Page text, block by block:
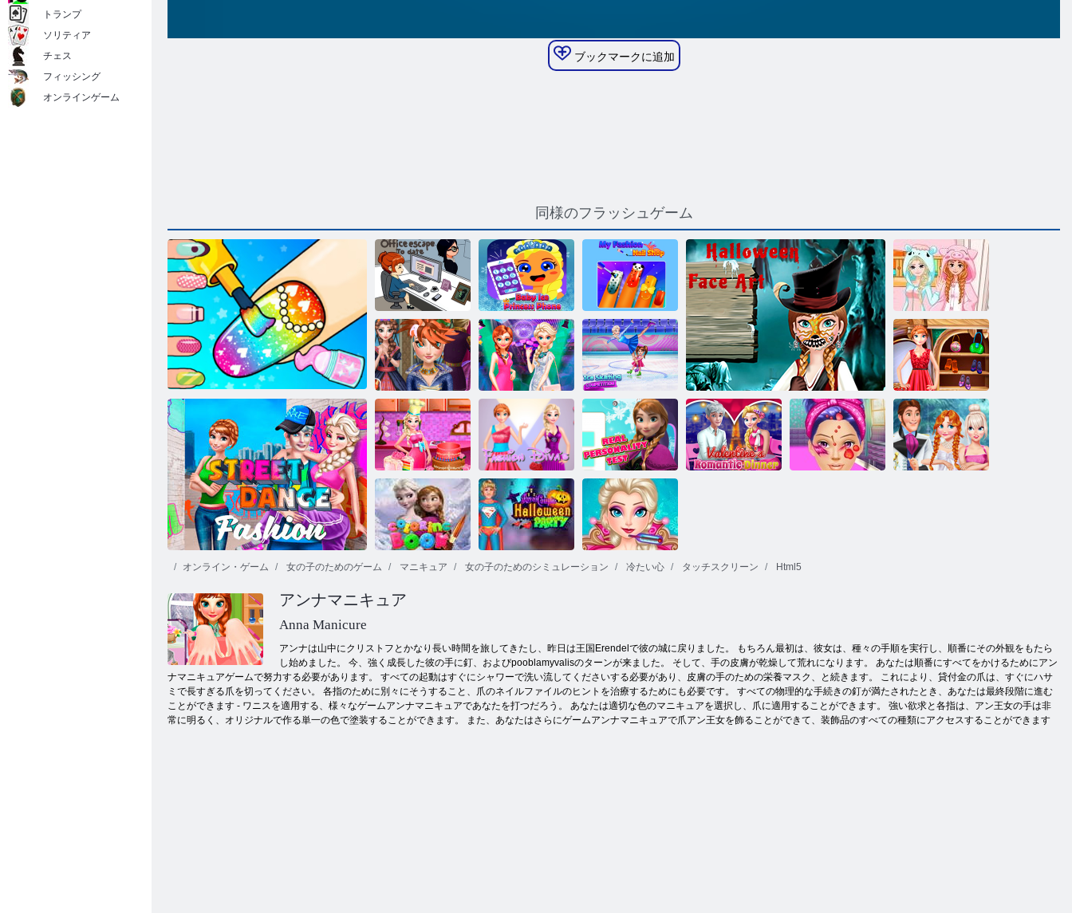
ブックマークに追加
同様のフラッシュゲーム
塗り絵: ネイルサロン
これまでのオ
フィスエスケ
ープ
ベビーアイス
プリンセス電
話
私のファッシ
ョンネイルシ
ョップ
冷凍：二段ベ
ッド
アイスプリン
セスレアルヘ
アカット
シスターズナ
イトアウト
ストリートダンスファッション
アイススケー
ト競技会 null
ファッション
プリンセス
null
プリンセスウ
ェディングケ
ーキ null
ファッショ
ン・ディーバ
本当のパーソ
ナリティテス
ト
冷凍エルザの
ロイヤル カッ
オンライン・ゲーム 女の子のためのゲーム マニキュア 女の子のためのシミュレーション 冷たい心 タッチスクリーン Html5
アンナマニキュア
Anna Manicure
アンナは山中にクリストフとかなり長い時間を旅してきたし、昨日は王国Erendelで彼の城に戻りました。 もちろん最初は、彼女は、種々の手順を実行し、順番にその外観をもたら
し始めました。 今、強く成長した彼の手に釘、およびpooblamyvalisのターンが来ました。 そして、手の皮膚が乾燥して荒れになります。 あなたは順番にすべてをかけるためにアン
ナマニキュアゲームで努力する必要があります。 すべての起動はすぐにシャワーで洗い流してくださいする必要があり、皮膚の手のための栄養マスク、と続きます。 これにより、貸付金の爪は、すぐにハサ
ミで長すぎる爪を切ってください。 各指のために別々にそうすること、爪のネイルファイルのヒントを治療するためにも必要です。 すべての物理的な手続きの釘が満たされたとき、あなたは最終段階に進む
ことができます - ワニスを適用する、様々なゲームアンナマニキュアであなたを打つだろう。 あなたは適切な色のマニキュアを選択し、爪に適用することができます。 強い欲求と各指は、アン王女の手は非
常に明るく、オリジナルで作る単一の色で塗装することができます。 また、あなたはさらにゲームアンナマニキュアで爪アン王女を飾ることができて、装飾品のすべての種類にアクセスすることができます
トランプ
ソリティア
チェス
フィッシング
オンラインゲーム